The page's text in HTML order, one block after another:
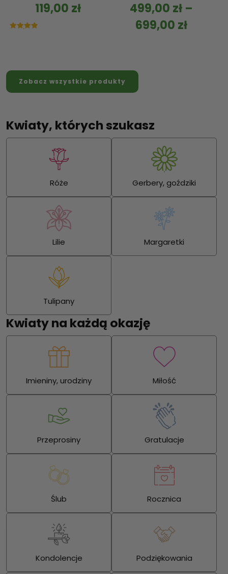
119,00 zł 499,00 zł –
699,00 zł
Zobacz wszystkie produkty
Kwiaty, których szukasz
Róże Gerbery, goździki
Lilie Margaretki
Tulipany
Kwiaty na każdą okazję
Imieniny, urodziny Miłość
Przeprosiny Gratulacje
Ślub Rocznica
Kondolencje Podziękowania